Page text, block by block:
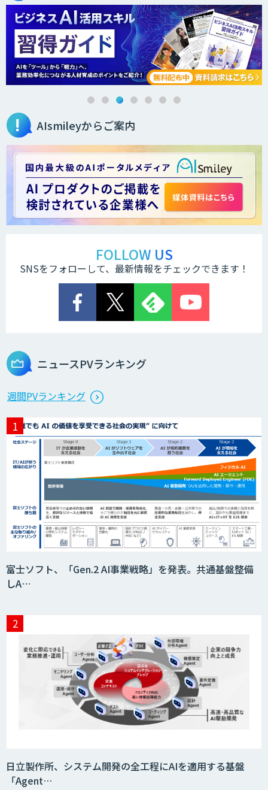
AIsmileyからご案内
FOLLOW US
SNSをフォローして、最新情報をチェックできます！
ニュースPVランキング
週間PVランキング
富士ソフト、「Gen.2 AI事業戦略」を発表。共通基盤整備
しA…
日立製作所、システム開発の全工程にAIを適用する基盤
「Agent…